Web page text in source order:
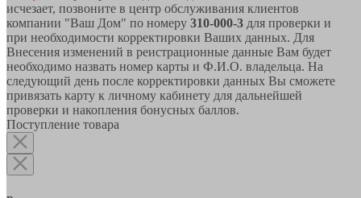
исчезает, позвоните в центр обслуживания клиентов
компании "Ваш Дом" по номеру 310-000-3 для проверки и
при необходимости корректировки Ваших данных. Для
Внесения изменений в реистрационные данные Вам будет
необходимо назвать номер карты и Ф.И.О. владельца. На
следующий день после корректировки данных Вы сможете
привязать карту к личному кабинету для дальнейшей
проверки и накопления бонусных баллов.
Поступление товара